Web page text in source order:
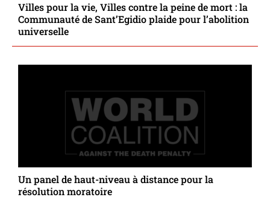
Villes pour la vie, Villes contre la peine de mort : la
Communauté de Sant’Egidio plaide pour l’abolition
universelle
Un panel de haut-niveau à distance pour la
résolution moratoire